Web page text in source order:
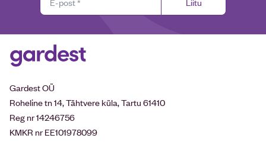
Gardest OÜ
Roheline tn 14, Tähtvere küla, Tartu 61410
Reg nr 14246756
KMKR nr EE101978099